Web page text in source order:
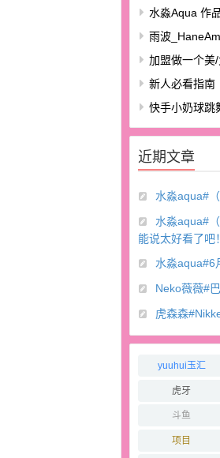
水淼aqua 作
雨波
加盟做一个美/
新人必看指南
快手小奶球跳
V/8.48G]
近期文章
水淼aqua#
水淼aqua#
能说太好看了吧！
水淼aqua#6
Neko薇薇#
虎森森
yuuhui玉汇
虎牙
斗鱼
项目